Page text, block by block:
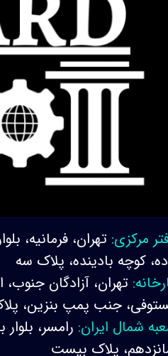
مرکزی: تهران، فرمانیه،
کوچه بادینده، پلاک سه
تهران، آزادگان جنوب،
جنب پمپ بنزین،
شمال ایران: رامسر،
پلاک بیست